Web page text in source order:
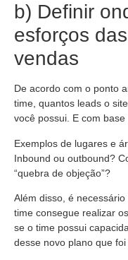
b) Definir
esforços
vendas
De acordo com o ponto
time, quantos leads o
você possui. E com
Exemplos de lugares e
Inbound ou outbound?
“quebra de objeção”?
Além disso, é
time consegue realizar
se o time possui
desse novo plano que